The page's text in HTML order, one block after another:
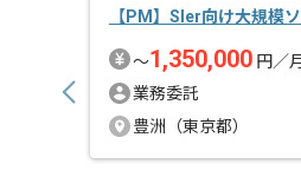
【PM】Sler向け大規模
〜1,350,000 円／月
業務委託
豊洲（東京都）